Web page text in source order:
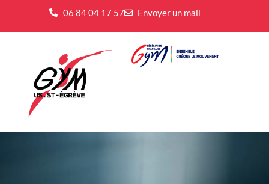
06 84 04 17 57 Envoyer un mail